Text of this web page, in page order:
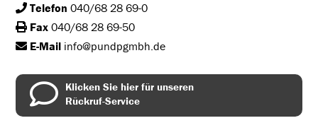
Telefon 040/68 28 69-0
Fax 040/68 28 69-50
E-Mail info@pundpgmbh.de
Klicken Sie hier für unseren
Rückruf-Service